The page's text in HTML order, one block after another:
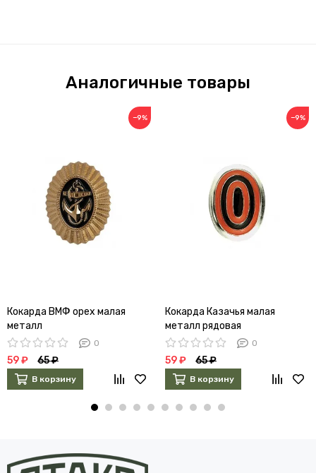
Аналогичные товары
−9%
Кокарда ВМФ орех малая
металл
0
59 ₽ 65 ₽
В корзину
−9%
Кокарда Казачья малая
металл рядовая
0
59 ₽ 65 ₽
В корзину